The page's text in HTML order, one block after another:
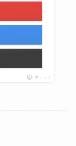
ポチップ